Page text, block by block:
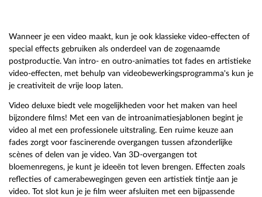
Wanneer je een video maakt, kun je ook klassieke video-effecten of
special effects gebruiken als onderdeel van de zogenaamde
postproductie. Van intro- en outro-animaties tot fades en artistieke
video-effecten, met behulp van videobewerkingsprogramma's kun je
je creativiteit de vrije loop laten.
Video deluxe biedt vele mogelijkheden voor het maken van heel
bijzondere films! Met een van de introanimatiesjablonen begint je
video al met een professionele uitstraling. Een ruime keuze aan
fades zorgt voor fascinerende overgangen tussen afzonderlijke
scènes of delen van je video. Van 3D-overgangen tot
bloemenregens, je kunt je ideeën tot leven brengen. Effecten zoals
reflecties of camerabewegingen geven een artistiek tintje aan je
video. Tot slot kun je je film weer afsluiten met een bijpassende